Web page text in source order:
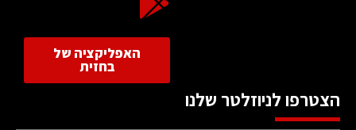
האפליקציה של
בחזית
הצטרפו לניוזלטר שלנו